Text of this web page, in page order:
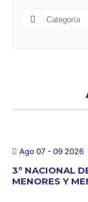
Ago 07 - 09 2026
3º NACIONAL
MENORES Y